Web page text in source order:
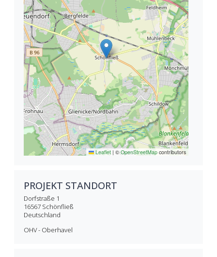
Leaflet | ©OpenStreetMap contributors
PROJEKT STANDORT
Dorfstraße 1
16567 Schönfließ
Deutschland
OHV - Oberhavel